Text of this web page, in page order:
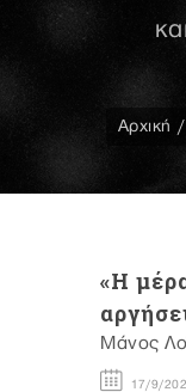
Αρχική
«Η
Μάνος
17/9/